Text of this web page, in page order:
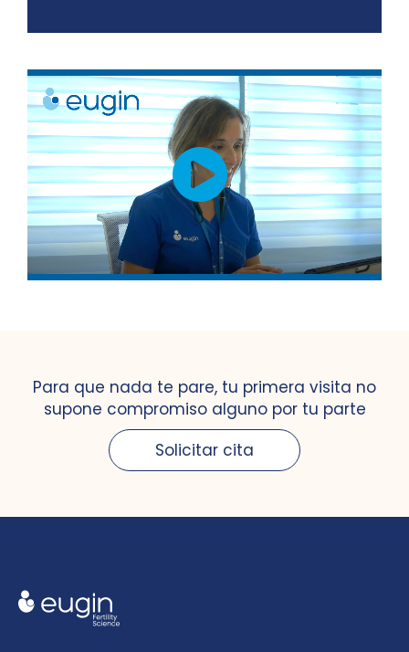
Para que nada te pare, tu primera visita no
supone compromiso alguno por tu parte
Solicitar cita